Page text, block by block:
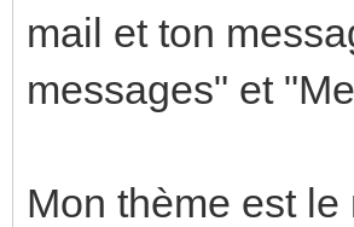
mail et ton
messages" et
Mon thème est